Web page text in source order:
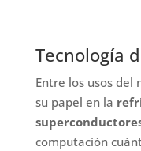
Tecnología
Entre los usos
su papel en la
computación